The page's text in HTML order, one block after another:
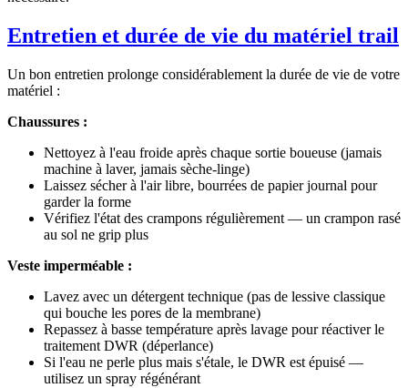
Entretien et durée de vie du matériel trail
Un bon entretien prolonge considérablement la durée de vie de votre
matériel :
Chaussures :
Nettoyez à l'eau froide après chaque sortie boueuse (jamais
machine à laver, jamais sèche-linge)
Laissez sécher à l'air libre, bourrées de papier journal pour
garder la forme
Vérifiez l'état des crampons régulièrement — un crampon rasé
au sol ne grip plus
Veste imperméable :
Lavez avec un détergent technique (pas de lessive classique
qui bouche les pores de la membrane)
Repassez à basse température après lavage pour réactiver le
traitement DWR (déperlance)
Si l'eau ne perle plus mais s'étale, le DWR est épuisé —
utilisez un spray régénérant